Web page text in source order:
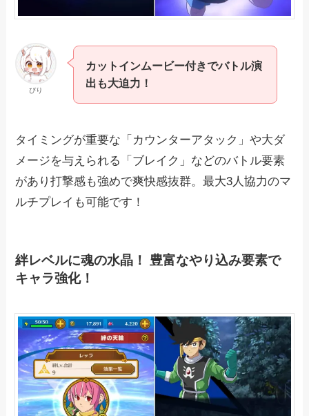
ぴり
カットインムービー付きでバトル演
出も大迫力！
タイミングが重要な「カウンターアタック」や大ダ
メージを与えられる「ブレイク」などのバトル要素
があり打撃感も強めで爽快感抜群。最大3人協力のマ
ルチプレイも可能です！
絆レベルに魂の水晶！ 豊富なやり込み要素で
キャラ強化！